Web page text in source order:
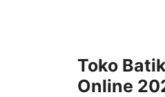
Toko
Online